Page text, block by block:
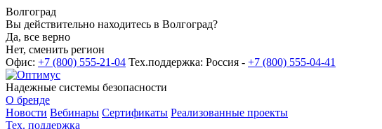
Волгоград
Вы действительно находитесь в Волгоград?
Да, все верно
Нет, сменить регион
Офис: +7 (800) 555-21-04 Тех.поддержка: Россия - +7 (800) 555-04-41
Надежные системы безопасности
О бренде
Новости Вебинары Сертификаты Реализованные проекты
Тех. поддержка